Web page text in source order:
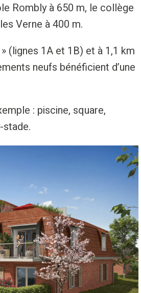
Rombly à 650 m, le collège
Verne à 400 m.
(lignes 1A et 1B) et à 1,1 km
neufs bénéficient d’une
: piscine, square,